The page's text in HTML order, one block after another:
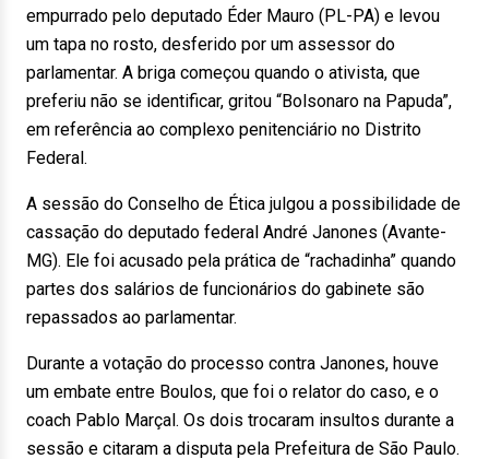
empurrado pelo deputado Éder Mauro (PL-PA) e levou
um tapa no rosto, desferido por um assessor do
parlamentar. A briga começou quando o ativista, que
preferiu não se identificar, gritou “Bolsonaro na Papuda”,
em referência ao complexo penitenciário no Distrito
Federal.
A sessão do Conselho de Ética julgou a possibilidade de
cassação do deputado federal André Janones (Avante-
MG). Ele foi acusado pela prática de “rachadinha” quando
partes dos salários de funcionários do gabinete são
repassados ao parlamentar.
Durante a votação do processo contra Janones, houve
um embate entre Boulos, que foi o relator do caso, e o
coach Pablo Marçal. Os dois trocaram insultos durante a
sessão e citaram a disputa pela Prefeitura de São Paulo.